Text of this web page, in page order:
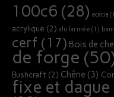
100c6 (28) acacia
acrylique (2) alu larmée (1)
cerf (17) Bois de
de forge
Bushcraft (2) Chêne (3)
fixe et dague